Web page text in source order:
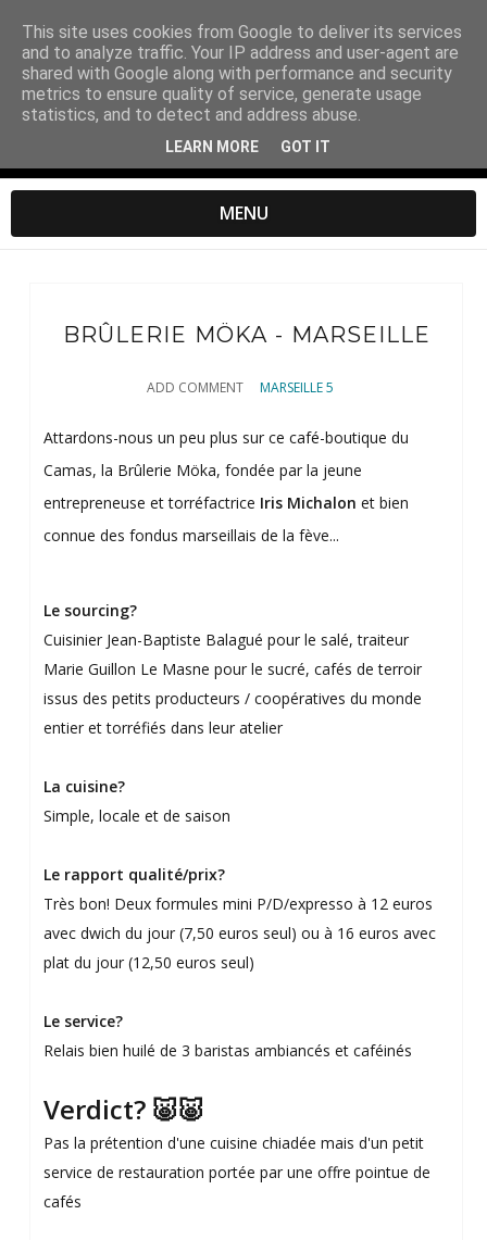
MENU
BRÛLERIE MÖKA - MARSEILLE
ADD COMMENT MARSEILLE 5
Attardons-nous un peu plus sur ce café-boutique du
Camas, la Brûlerie Möka, fondée par la jeune
entrepreneuse et torréfactrice Iris Michalon et bien
connue des fondus marseillais de la fève...
Le sourcing?
Cuisinier Jean-Baptiste Balagué pour le salé, traiteur
Marie Guillon Le Masne pour le sucré, cafés de terroir
issus des petits producteurs / coopératives du monde
entier et torréfiés dans leur atelier
La cuisine?
Simple, locale et de saison
Le rapport qualité/prix?
Très bon! Deux formules mini P/D/expresso à 12 euros
avec dwich du jour (7,50 euros seul) ou à 16 euros avec
plat du jour (12,50 euros seul)
Le service?
Relais bien huilé de 3 baristas ambiancés et caféinés
Verdict? 🐷🐷
Pas la prétention d'une cuisine chiadée mais d'un petit
service de restauration portée par une offre pointue de
cafés
This site uses cookies from Google to deliver its services
and to analyze traffic. Your IP address and user-agent are
shared with Google along with performance and security
metrics to ensure quality of service, generate usage
statistics, and to detect and address abuse.
LEARN MORE GOT IT